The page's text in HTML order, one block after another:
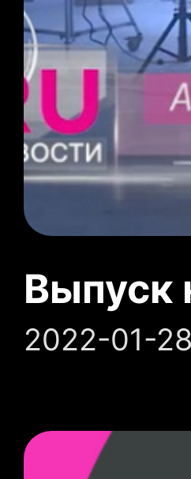
Выпуск
2022-01-28